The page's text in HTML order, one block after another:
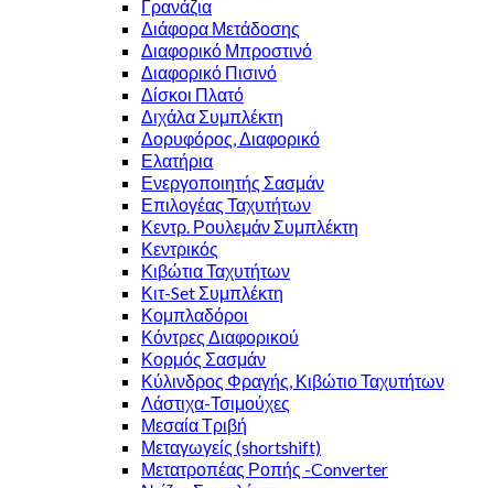
Γρανάζια
Διάφορα Μετάδοσης
Διαφορικό Μπροστινό
Διαφορικό Πισινό
Δίσκοι Πλατό
Διχάλα Συμπλέκτη
Δορυφόρος, Διαφορικό
Ελατήρια
Ενεργοποιητής Σασμάν
Επιλογέας Ταχυτήτων
Κεντρ. Ρουλεμάν Συμπλέκτη
Κεντρικός
Κιβώτια Ταχυτήτων
Κιτ-Set Συμπλέκτη
Κομπλαδόροι
Κόντρες Διαφορικού
Κορμός Σασμάν
Κύλινδρος Φραγής, Κιβώτιο Ταχυτήτων
Λάστιχα-Τσιμούχες
Μεσαία Τριβή
Μεταγωγείς (shortshift)
Μετατροπέας Ροπής -Converter